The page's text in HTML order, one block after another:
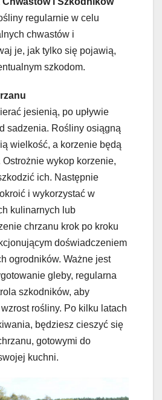
regularnie w celu
chwastów i
je, jak tylko się pojawią,
szkodom.
jesienią, po upływie
sadzenia. Rośliny osiągną
wielkość, a korzenie będą
wykop korzenie,
ich. Następnie
i wykorzystać w
kulinarnych lub
chrzanu krok po kroku
doświadczeniem
ogrodników. Ważne jest
gleby, regularna
szkodników, aby
rośliny. Po kilku latach
będziesz cieszyć się
gotowymi do
kuchni.